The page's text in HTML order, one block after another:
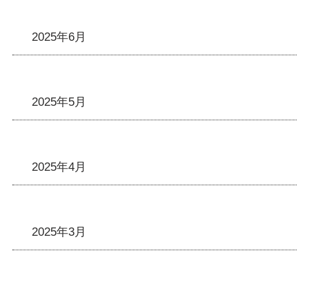
2025年6月
2025年5月
2025年4月
2025年3月